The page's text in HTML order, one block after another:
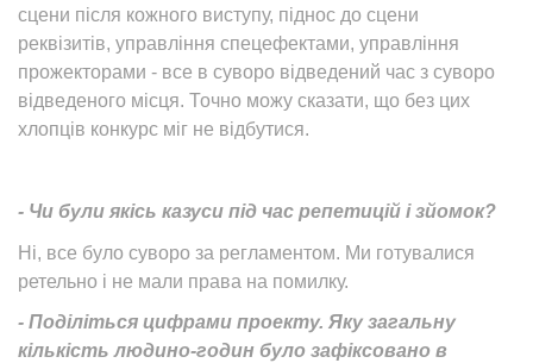
сцени після кожного виступу, піднос до сцени
реквізитів, управління спецефектами, управління
прожекторами - все в суворо відведений час з суворо
відведеного місця. Точно можу сказати, що без цих
хлопців конкурс міг не відбутися.
- Чи були якісь казуси під час репетицій і зйомок?
Ні, все було суворо за регламентом. Ми готувалися
ретельно і не мали права на помилку.
- Поділіться цифрами проекту. Яку загальну
кількість людино-годин було зафіксовано в